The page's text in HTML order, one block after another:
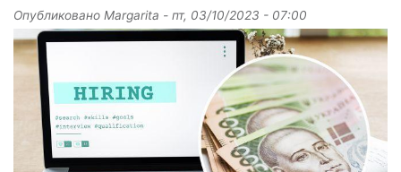
Опубликовано Margarita - пт, 03/10/2023 - 07:00